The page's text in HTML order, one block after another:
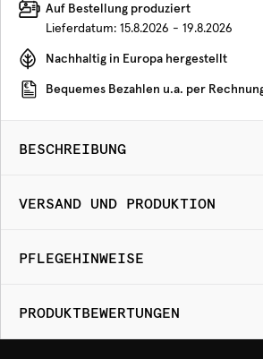
Auf Bestellung produziert
Lieferdatum: 15.8.2026 - 19.8.2026
Nachhaltig in Europa hergestellt
Bequemes Bezahlen u.a. per
BESCHREIBUNG
VERSAND UND PRODUKTION
PFLEGEHINWEISE
PRODUKTBEWERTUNGEN